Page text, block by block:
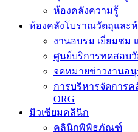
ห้องคลังโบราณวัตถุและห้
งานอบรม เยี่ยมชม
ศูนย์บริการทดสอบ
จดหมายข่าวงานอ
การบริหารจัดการ
ORG
มิวเซียมคลินิก
คลินิกพิพิธภัณฑ์
บริการพื้นที่